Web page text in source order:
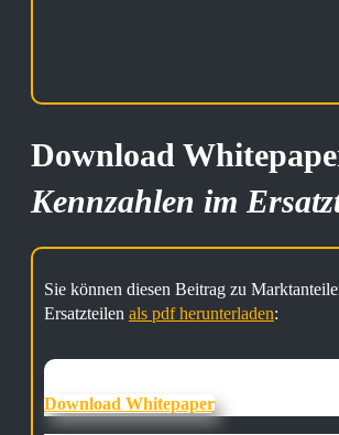
Download
Kennzahlen im
Sie können diesen Beitrag zu
Ersatzteilen als pdf herunterladen:
Download Whitepaper